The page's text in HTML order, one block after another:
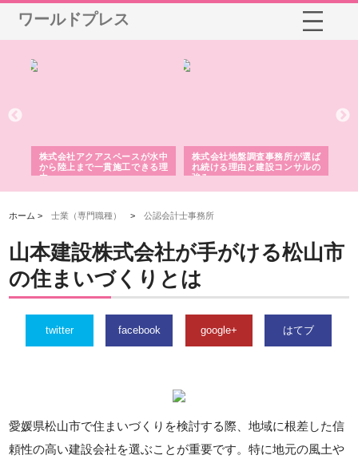
ワールドプレス
株式会社アクアスペースが水中
から陸上まで一貫施工できる理
由
株式会社地盤調査事務所が選ば
れ続ける理由と建設コンサルの
強み
ホーム >士業（専門職種） >公認会計士事務所
山本建設株式会社が手がける松山市
の住まいづくりとは
twitter facebook google+ はてブ
愛媛県松山市で住まいづくりを検討する際、地域に根差した信
頼性の高い建設会社を選ぶことが重要です。特に地元の風土や